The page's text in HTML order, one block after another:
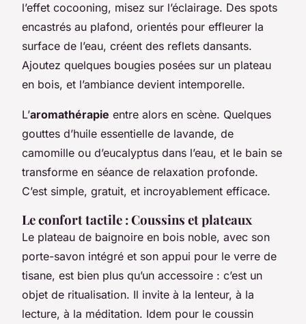
l’effet cocooning, misez sur l’éclairage. Des spots
encastrés au plafond, orientés pour effleurer la
surface de l’eau, créent des reflets dansants.
Ajoutez quelques bougies posées sur un plateau
en bois, et l’ambiance devient intemporelle.
L’aromathérapie entre alors en scène. Quelques
gouttes d’huile essentielle de lavande, de
camomille ou d’eucalyptus dans l’eau, et le bain se
transforme en séance de relaxation profonde.
C’est simple, gratuit, et incroyablement efficace.
Le confort tactile : Coussins et plateaux
Le plateau de baignoire en bois noble, avec son
porte-savon intégré et son appui pour le verre de
tisane, est bien plus qu’un accessoire : c’est un
objet de ritualisation. Il invite à la lenteur, à la
lecture, à la méditation. Idem pour le coussin